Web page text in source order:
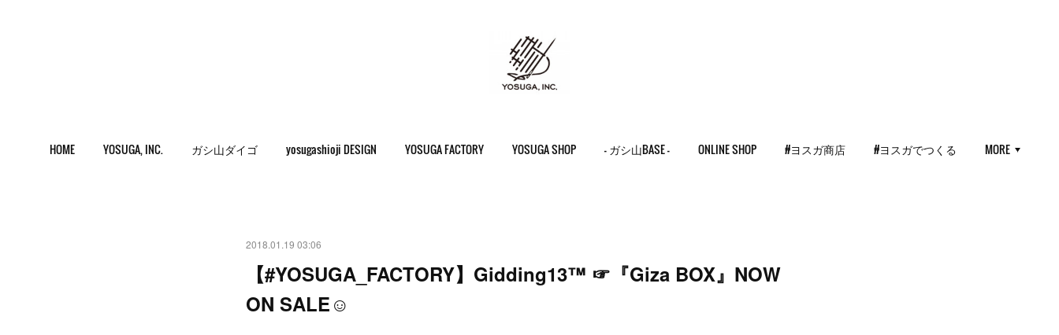
HOME YOSUGA, INC. ガシ山ダイゴ yosugashioji DESIGN YOSUGA FACTORY YOSUGA SHOP - ガシ山BASE - ONLINE SHOP #ヨスガ商店 #ヨスガでつくる MORE
2018.01.19 03:06
【#YOSUGA_FACTORY】Gidding13™ ☞『Giza BOX』NOW
ON SALE☺︎